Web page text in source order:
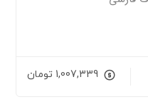
1,007,339 تومان